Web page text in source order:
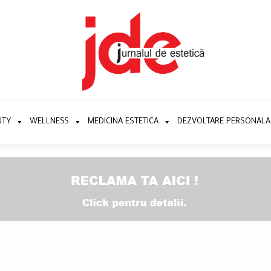
WELLNESS MEDICINA ESTETICA DEZVOLTARE PERSONALA